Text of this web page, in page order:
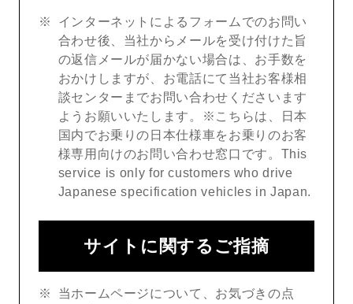
インターネットによるフォームでのお問い
合わせ後、当社からメールを受け付けた旨
の返信メールが届かない場合は、お手数を
おかけしますが、お電話にて当社お客様相
談センターまでお問い合わせくださいます
ようお願いいたします。※こちらは、日本
国内でお乗りの日本仕様車をお乗りのお客
様専用向けのお問い合わせ窓口です。This
service is only for customers who drive
Japanese specification vehicles in Japan.
サイトに関するご指摘
当ホームページについて、お気づきの点